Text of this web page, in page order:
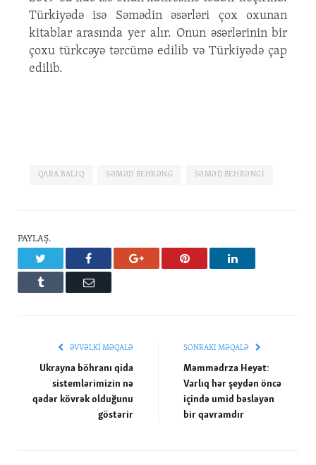
Türkiyədə isə Səmədin əsərləri çox oxunan
kitablar arasında yer alır. Onun əsərlərinin bir
çoxu türkcəyə tərcümə edilib və Türkiyədə çap
edilib.
QARA BALIQ SƏMƏD BEHRƏNG SƏMƏD BEHRƏNGI
PAYLAŞ.
Facebook Google+ Pinterest LinkedIn
Tumblr Email
ƏVVƏLKI MƏQALƏ
Ukrayna böhranı qida
sistemlərimizin nə
qədər kövrək olduğunu
göstərir
SONRAKI MƏQALƏ
Məmmədrza Heyət:
Varlıq hər şeydən öncə
içində umid bəsləyən
bir qavramdır